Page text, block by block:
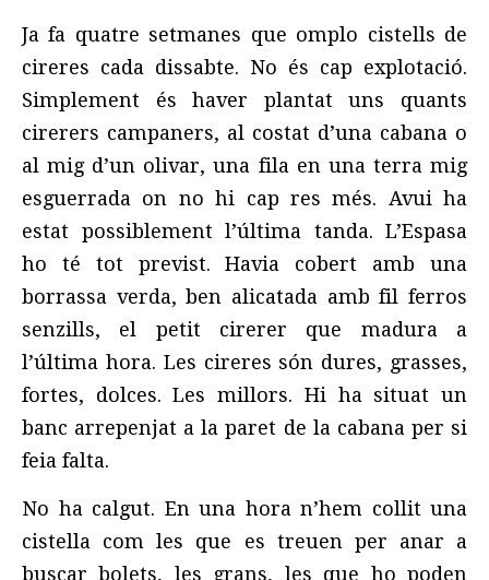
Ja fa quatre setmanes que omplo cistells de
cireres cada dissabte. No és cap explotació.
Simplement és haver plantat uns quants
cirerers campaners, al costat d’una cabana o
al mig d’un olivar, una fila en una terra mig
esguerrada on no hi cap res més. Avui ha
estat possiblement l’última tanda. L’Espasa
ho té tot previst. Havia cobert amb una
borrassa verda, ben alicatada amb fil ferros
senzills, el petit cirerer que madura a
l’última hora. Les cireres són dures, grasses,
fortes, dolces. Les millors. Hi ha situat un
banc arrepenjat a la paret de la cabana per si
feia falta.
No ha calgut. En una hora n’hem collit una
cistella com les que es treuen per anar a
buscar bolets, les grans, les que ho poden